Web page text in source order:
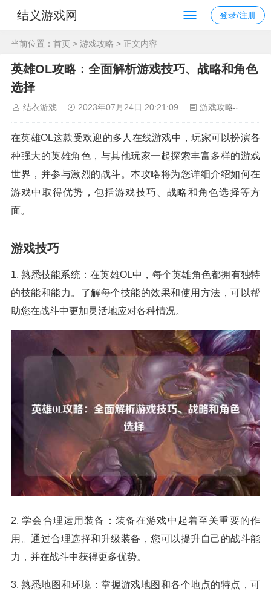
结义游戏网 登录/注册
当前位置： 首页 > 游戏攻略 > 正文内容
英雄OL攻略：全面解析游戏技巧、战略和角色
选择
结衣游戏 2023年07月24日 20:21:09 游戏攻略
在英雄OL这款受欢迎的多人在线游戏中，玩家可以扮演各
种强大的英雄角色，与其他玩家一起探索丰富多样的游戏
世界，并参与激烈的战斗。本攻略将为您详细介绍如何在
游戏中取得优势，包括游戏技巧、战略和角色选择等方
面。
游戏技巧
1. 熟悉技能系统：在英雄OL中，每个英雄角色都拥有独特
的技能和能力。了解每个技能的效果和使用方法，可以帮
助您在战斗中更加灵活地应对各种情况。
2. 学会合理运用装备：装备在游戏中起着至关重要的作
用。通过合理选择和升级装备，您可以提升自己的战斗能
力，并在战斗中获得更多优势。
3. 熟悉地图和环境：掌握游戏地图和各个地点的特点，可